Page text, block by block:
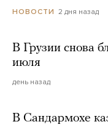
НОВОСТИ 2 дня назад
В Грузии снова
июля
день назад
В Сандармохе